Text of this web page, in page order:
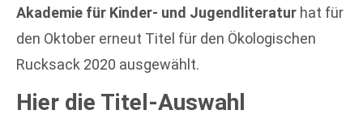
Akademie für Kinder- und Jugendliteratur hat für
den Oktober erneut Titel für den Ökologischen
Rucksack 2020 ausgewählt.
Hier die Titel-Auswahl